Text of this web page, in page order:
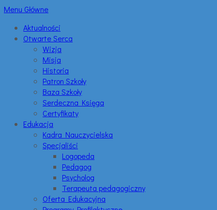
Menu Główne
Aktualności
Otwarte Serca
Wizja
Misja
Historia
Patron Szkoły
Baza Szkoły
Serdeczna Księga
Certyfikaty
Edukacja
Kadra Nauczycielska
Specjaliści
Logopeda
Pedagog
Psycholog
Terapeuta pedagogiczny
Oferta Edukacyjna